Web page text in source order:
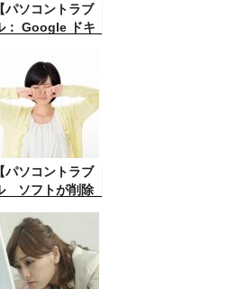
【パソコントラブ
： Google ドキ
Google の音声認
識で ドキュメント
音声入力をする
法がすごく素晴
らしい。絶賛でき
る。しかしなぜか
音声入力ができな
、その対策。
【パソコントラブ
ソフトが削除
ソコンで色々な
ソフトを使ってる
時、まれにそのソ
フトを削除しよう